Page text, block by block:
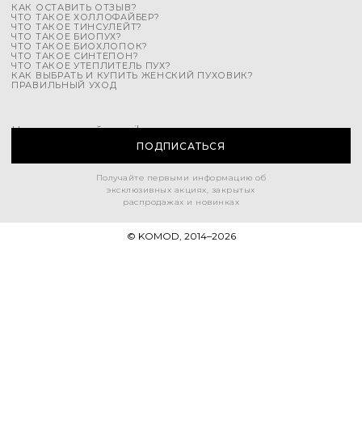
КАК ОСТАВИТЬ ОТЗЫВ?
ЧТО ТАКОЕ ХОЛЛОФАЙБЕР?
ЧТО ТАКОЕ ТИНСУЛЕЙТ?
ЧТО ТАКОЕ БИОПУХ?
ЧТО ТАКОЕ БИОХЛОПОК?
ЧТО ТАКОЕ СИНТЕПОН?
ЧТО ТАКОЕ УТЕПЛИТЕЛЬ ПУХ?
КАК ВЫБРАТЬ И КУПИТЬ ЖЕНСКИЙ ПУХОВИК?
ПРАВИЛЬНЫЙ УХОД
Напишите свой e-mail
ПОДПИСАТЬСЯ
Получайте первыми информацию об
эксклюзивных акциях, закрытых
распродажах и новинках
© KOMOD, 2014–2026